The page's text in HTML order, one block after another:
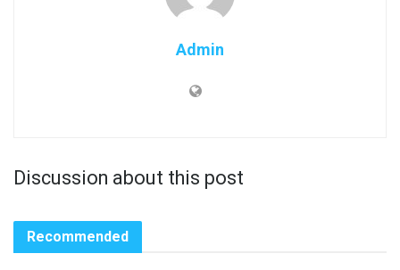
Admin
Discussion about this post
Recommended